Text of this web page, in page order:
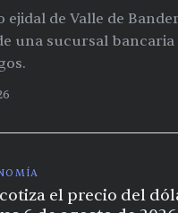
ejidal de Valle de
una sucursal bancaria
el precio del